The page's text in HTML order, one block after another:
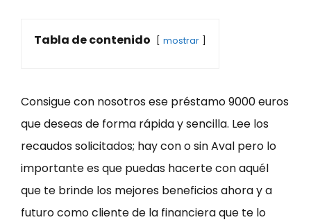
Tabla de contenido mostrar
Consigue con nosotros ese préstamo 9000 euros
que deseas de forma rápida y sencilla. Lee los
recaudos solicitados; hay con o sin Aval pero lo
importante es que puedas hacerte con aquél
que te brinde los mejores beneficios ahora y a
futuro como cliente de la financiera que te lo